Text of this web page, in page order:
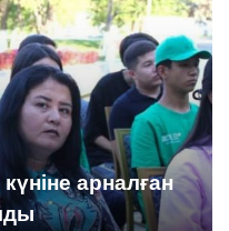
арналған